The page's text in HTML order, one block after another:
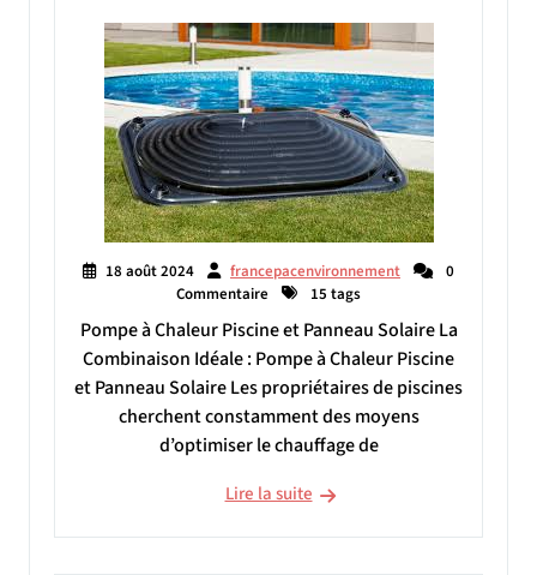
18 août 2024 francepacenvironnement
0
Commentaire
15 tags
Pompe à Chaleur Piscine et Panneau Solaire La
Combinaison Idéale : Pompe à Chaleur Piscine
et Panneau Solaire Les propriétaires de piscines
cherchent constamment des moyens
d’optimiser le chauffage de
Lire la suite